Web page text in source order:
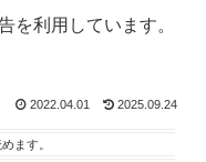
を利用しています。
2022.04.01 2025.09.24
ます。